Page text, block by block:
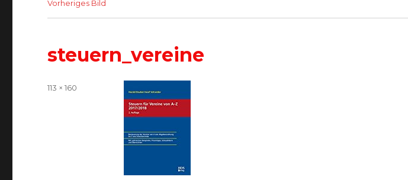
Vorheriges Bild
steuern_vereine
Volle
113 × 160